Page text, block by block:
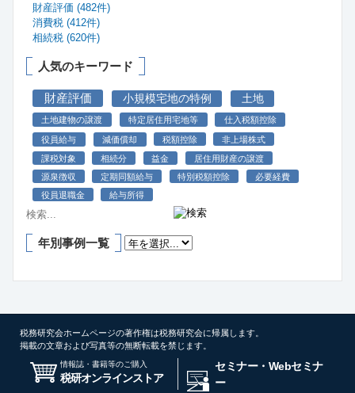
財産評価 (482件)
消費税 (412件)
相続税 (620件)
人気のキーワード
財産評価 小規模宅地の特例 土地
土地建物の譲渡 特定居住用宅地等 仕入税額控除
役員給与 減価償却 税額控除
非上場株式
課税対象
相続分 益金
居住用財産の譲渡
源泉徴収
定期同額給与 特別税額控除
必要経費
役員退職金
給与所得
年別事例一覧
税務研究会ホームページの著作権は税務研究会に帰属します。
掲載の文章および写真等の無断転載を禁じます。
情報誌・書籍等のご購入
税研オンラインストア
セミナー・Webセミナ
ー